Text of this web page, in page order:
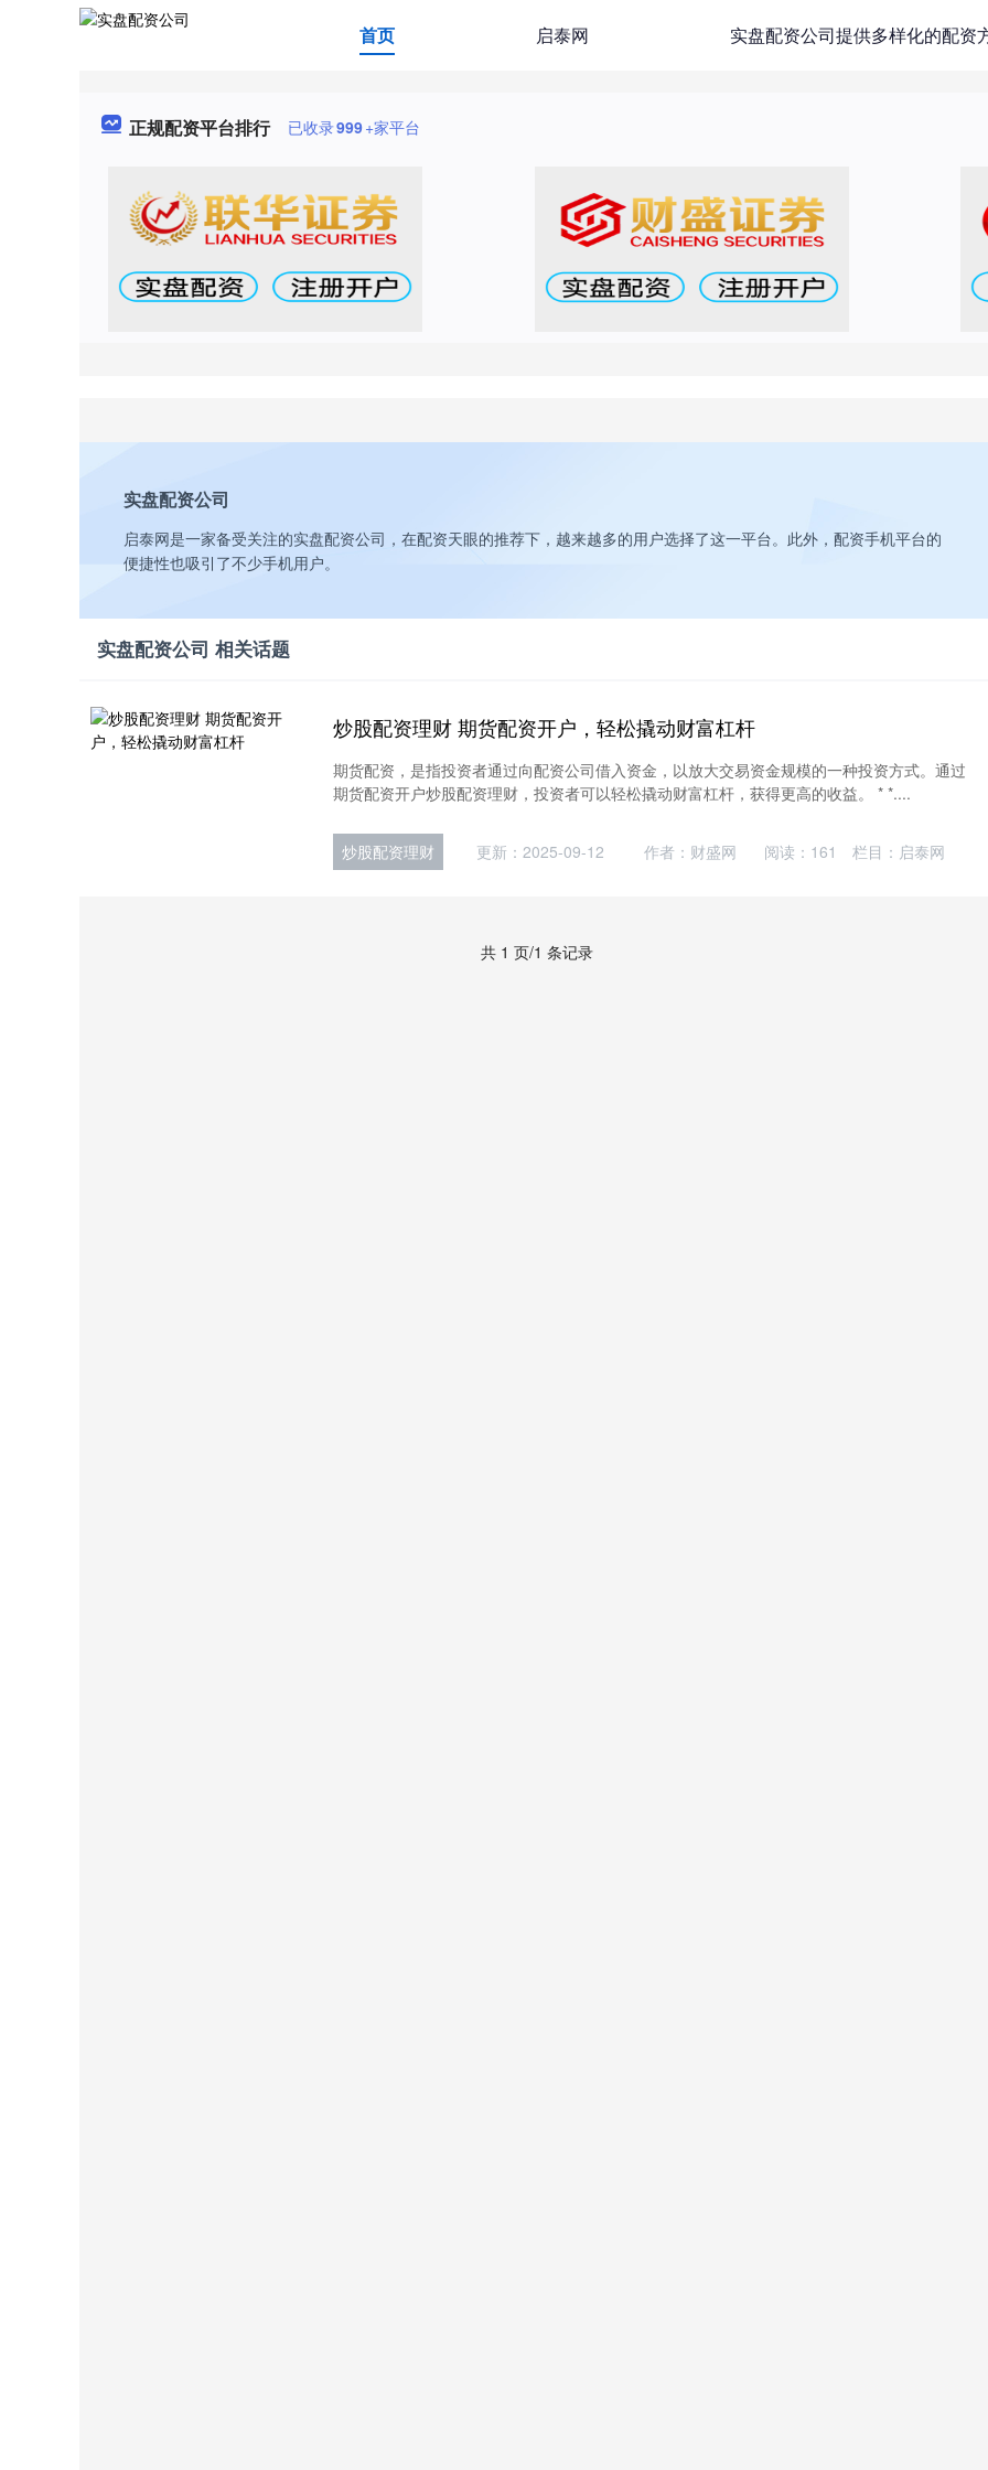
首页 启泰网 实盘配资公司提供多样化的配资
正规配资平台排行 已收录999+家平台
实盘配资公司
启泰网是一家备受关注的实盘配资公司，在配资天眼的推荐下，越来越多的用户选择了这一平台。此外，配资手机平台的
便捷性也吸引了不少手机用户。
实盘配资公司 相关话题
炒股配资理财 期货配资开户，轻松撬动财富杠杆
期货配资，是指投资者通过向配资公司借入资金，以放大交易资金规模的一种投资方式。通过
期货配资开户炒股配资理财，投资者可以轻松撬动财富杠杆，获得更高的收益。 * *....
炒股配资理财 更新：2025-09-12 作者：财盛网 阅读： 161 栏目： 启泰网
共 1 页/1 条记录